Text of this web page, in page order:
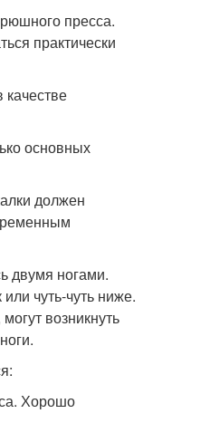
пресса.
практически
основных
должен
двумя ногами.
чуть-чуть ниже.
возникнуть
Хорошо